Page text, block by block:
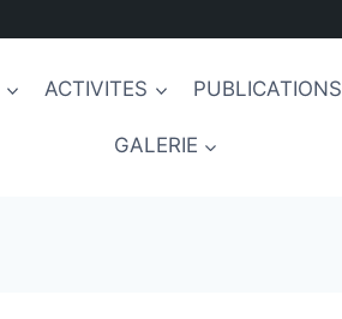
ACTIVITES PUBLICATIONS
GALERIE